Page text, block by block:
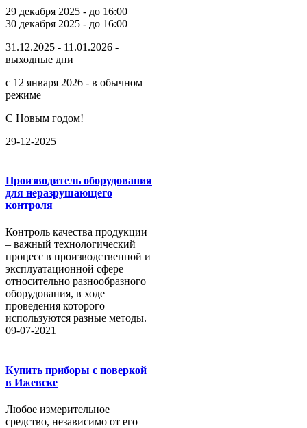
29 декабря 2025 - до 16:00
30 декабря 2025 - до 16:00
31.12.2025 - 11.01.2026 -
выходные дни
с 12 января 2026 - в обычном
режиме
С Новым годом!
29-12-2025
Производитель оборудования
для неразрушающего
контроля
Контроль качества продукции
– важный технологический
процесс в производственной и
эксплуатационной сфере
относительно разнообразного
оборудования, в ходе
проведения которого
используются разные методы.
09-07-2021
Купить приборы с поверкой
в Ижевске
Любое измерительное
средство, независимо от его